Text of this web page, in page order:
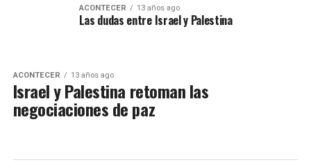
ACONTECER 13 años ago
Las dudas entre Israel y Palestina
ACONTECER 13 años ago
Israel y Palestina retoman las
negociaciones de paz